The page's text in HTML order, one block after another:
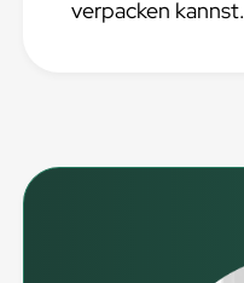
verpacken kannst.